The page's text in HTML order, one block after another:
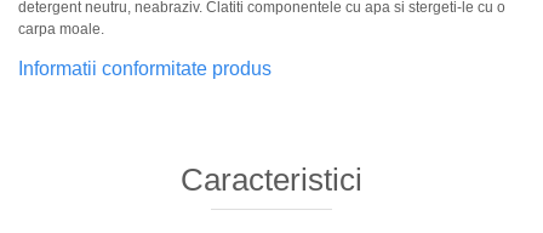
detergent neutru, neabraziv. Clatiti componentele cu apa si stergeti-le cu o
carpa moale.
Informatii conformitate produs
Caracteristici